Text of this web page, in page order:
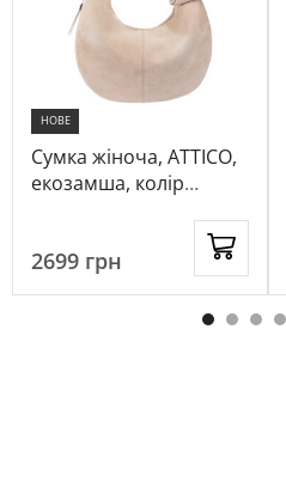
НОВЕ
Сумка жіноча, ATTICO,
екозамша, колір
2699 грн